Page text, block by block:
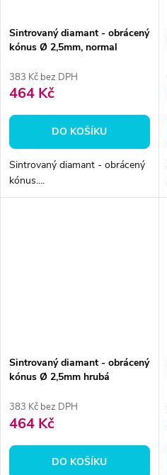
Sintrovaný diamant - obrácený
kónus Ø 2,5mm, normal
383 Kč bez DPH
464 Kč
DO KOŠÍKU
Sintrovaný diamant - obrácený
kónus....
Sintrovaný diamant - obrácený
kónus Ø 2,5mm hrubá
383 Kč bez DPH
464 Kč
DO KOŠÍKU